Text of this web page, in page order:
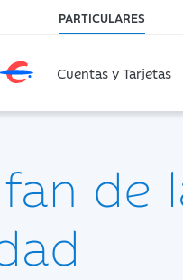
PARTICULARES
Cuentas y Tarjetas
de